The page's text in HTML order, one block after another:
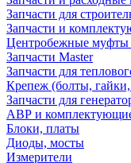
Запчасти для
Запчасти и
Центробежные муфты
Запчасти Master
Запчасти для
Крепеж (болты,
Запчасти для
АВР и
Блоки, платы
Диоды, мосты
Измерители